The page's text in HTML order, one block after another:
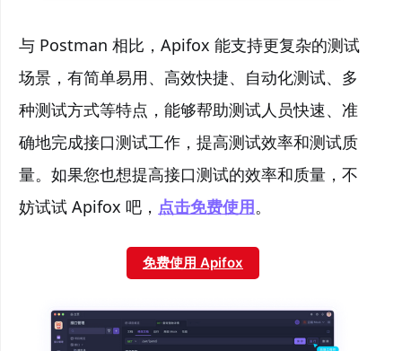
与 Postman 相比，Apifox 能支持更复杂的测试
场景，有简单易用、高效快捷、自动化测试、多
种测试方式等特点，能够帮助测试人员快速、准
确地完成接口测试工作，提高测试效率和测试质
量。如果您也想提高接口测试的效率和质量，不
妨试试 Apifox 吧， 点击免费使用。
免费使用 Apifox